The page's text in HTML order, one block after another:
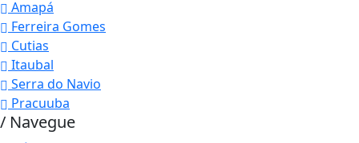
Amapá
Ferreira Gomes
Cutias
Itaubal
Serra do Navio
Pracuuba
/ Navegue